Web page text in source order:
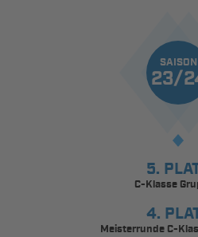
SAISON
23/
5.
C-Klasse
4.
Meisterrunde C-